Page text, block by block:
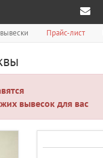
Прайс-лист
вывесок для вас